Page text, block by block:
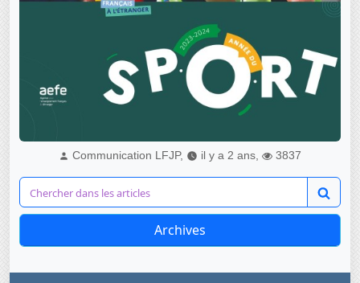
Communication LFJP, il y a 2 ans, 3837
Archives